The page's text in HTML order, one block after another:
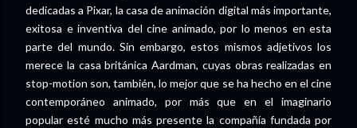
dedicadas a Pixar, la casa de animación digital más importante,
exitosa e inventiva del cine animado, por lo menos en esta
parte del mundo. Sin embargo, estos mismos adjetivos los
merece la casa británica Aardman, cuyas obras realizadas en
stop-motion son, también, lo mejor que se ha hecho en el cine
contemporáneo animado, por más que en el imaginario
popular esté mucho más presente la compañía fundada por